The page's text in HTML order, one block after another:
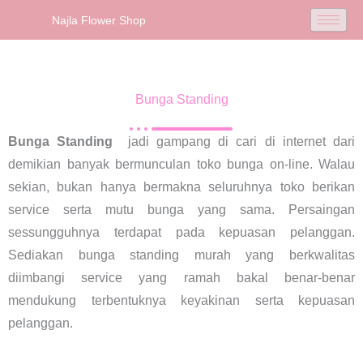
Najla Flower Shop
Bunga Standing
Bunga Standing
jadi gampang di cari di internet dari
demikian banyak bermunculan toko bunga on-line. Walau
sekian, bukan hanya bermakna seluruhnya toko berikan
service serta mutu bunga yang sama. Persaingan
sessungguhnya terdapat pada kepuasan pelanggan.
Sediakan bunga standing murah yang berkwalitas
diimbangi service yang ramah bakal benar-benar
mendukung terbentuknya keyakinan serta kepuasan
pelanggan.